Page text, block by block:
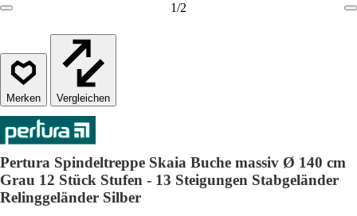
1/2
Vergleichen
Pertura Spindeltreppe Skaia Buche massiv Ø 140 cm
Grau 12 Stück Stufen - 13 Steigungen Stabgeländer
Relinggeländer Silber